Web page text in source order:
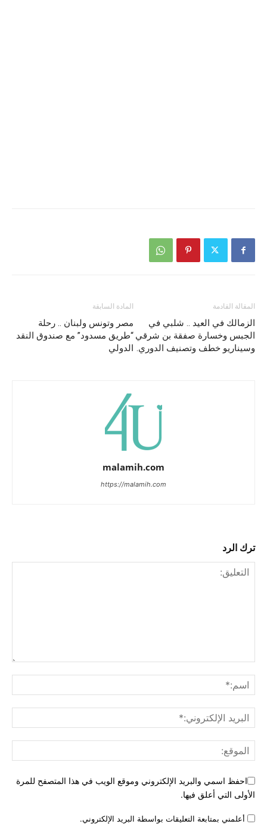
المادة السابقة
مصر وتونس ولبنان .. رحلة
“طريق مسدود” مع صندوق النقد
الدولي
المقالة القادمة
الزمالك في العيد .. شلبي في
الجبس وخسارة صفقة بن شرقي
وسيناريو خطف وتصنيف الدوري.
malamih.com
https://malamih.com
ترك الرد
احفظ اسمي والبريد الإلكتروني وموقع الويب في هذا المتصفح للمرة
الأولى التي أعلق فيها.
أعلمني بمتابعة التعليقات بواسطة البريد الإلكتروني.